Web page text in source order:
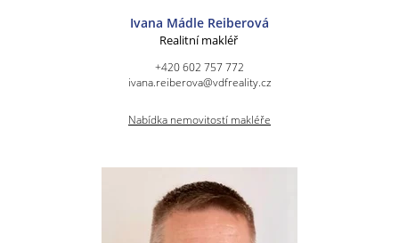
Ivana Mádle Reiberová
Realitní makléř
+420 602 757 772
ivana.reiberova@vdfreality.cz
Nabídka nemovitostí makléře